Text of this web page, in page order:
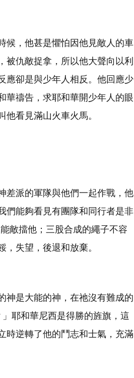
候，他甚是懼怕因他見敵人的車
被仇敵捉拿，所以他大聲向以利
應卻是與少年人相反。他回應少
華禱告，求耶和華開少年人的眼
看見滿山火車火馬。
差派的軍隊與他們一起作戰，他
們能夠看見有團隊和同行者是非
敵擋他；三股合成的繩子不容
失望，後退和放棄。
神是大能的神，在祂沒有難成的
耶和華尼西是得勝的旌旗，這
時逆轉了他的鬥志和士氣，充滿